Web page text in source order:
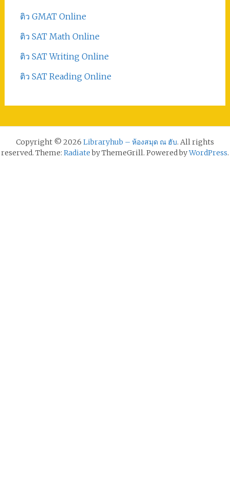
ติว GMAT Online
ติว SAT Math Online
ติว SAT Writing Online
ติว SAT Reading Online
Copyright © 2026 Libraryhub – ห้องสมุด ณ ฮับ. All rights
reserved. Theme: Radiateby ThemeGrill. Powered byWordPress.